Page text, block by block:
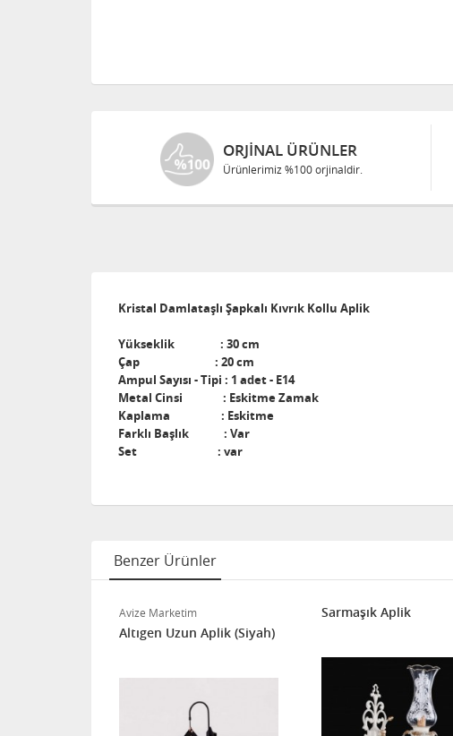
ORJINAL ÜRÜNLER
Ürünlerimiz %100 orjinaldir.
Kristal Damlataşlı Şapkalı Kıvrık Kollu Aplik
Yükseklik : 30 cm
Çap : 20 cm
Ampul Sayısı - Tipi : 1 adet - E14
Metal Cinsi : Eskitme Zamak
Kaplama : Eskitme
Farklı Başlık : Var
Set : var
Benzer Ürünler
Avize Marketim
Altıgen Uzun Aplik (Siyah)
Sarmaşık Aplik